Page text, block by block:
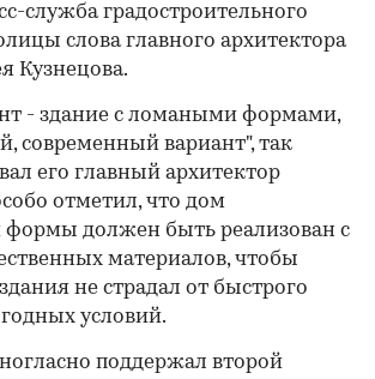
служба градостроительного
слова главного архитектора
Кузнецова.
- здание с ломаными формами,
современный вариант", так
его главный архитектор
отметил, что дом
формы должен быть реализован с
материалов, чтобы
не страдал от быстрого
условий.
поддержал второй